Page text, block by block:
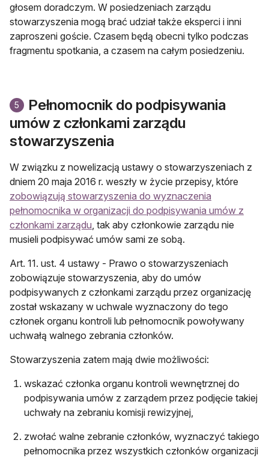
głosem doradczym. W posiedzeniach zarządu
stowarzyszenia mogą brać udział także eksperci i inni
zaproszeni goście. Czasem będą obecni tylko podczas
fragmentu spotkania, a czasem na całym posiedzeniu.
5
Pełnomocnik do podpisywania
umów z członkami zarządu
stowarzyszenia
W związku z nowelizacją ustawy o stowarzyszeniach z
dniem 20 maja 2016 r. weszły w życie przepisy, które
zobowiązują stowarzyszenia do wyznaczenia
pełnomocnika w organizacji do podpisywania umów z
członkami zarządu, tak aby członkowie zarządu nie
musieli podpisywać umów sami ze sobą.
Art. 11. ust. 4 ustawy - Prawo o stowarzyszeniach
zobowiązuje stowarzyszenia, aby do umów
podpisywanych z członkami zarządu przez organizację
został wskazany w uchwale wyznaczony do tego
członek organu kontroli lub pełnomocnik powoływany
uchwałą walnego zebrania członków.
Stowarzyszenia zatem mają dwie możliwości:
wskazać członka organu kontroli wewnętrznej do
podpisywania umów z zarządem przez podjęcie takiej
uchwały na zebraniu komisji rewizyjnej,
zwołać walne zebranie członków, wyznaczyć takiego
pełnomocnika przez wszystkich członków organizacji